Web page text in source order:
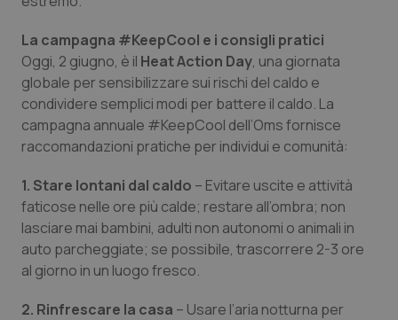
Tumore ovarico
Tumori del Polmone & Testa Collo
Tumori gastrointestinali
Ulcera & Reflusso
Vaccini
La campagna #KeepCool e i consigli pratici
Oggi, 2 giugno, è il Heat Action Day, una giornata
globale per sensibilizzare sui rischi del caldo e
condividere semplici modi per battere il caldo. La
campagna annuale #KeepCool dell’Oms fornisce
raccomandazioni pratiche per individui e comunità:
1. Stare lontani dal caldo – Evitare uscite e attività
faticose nelle ore più calde; restare all’ombra; non
lasciare mai bambini, adulti non autonomi o animali in
auto parcheggiate; se possibile, trascorrere 2-3 ore
al giorno in un luogo fresco.
2. Rinfrescare la casa – Usare l’aria notturna per